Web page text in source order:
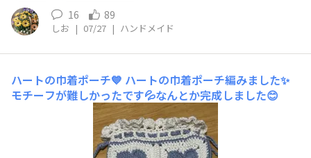
16 89
しお | 07/27 | ハンドメイド
ハートの巾着ポーチ💙 ハートの巾着ポーチ編みました✨
モチーフが難しかったです💦なんとか完成しました😊